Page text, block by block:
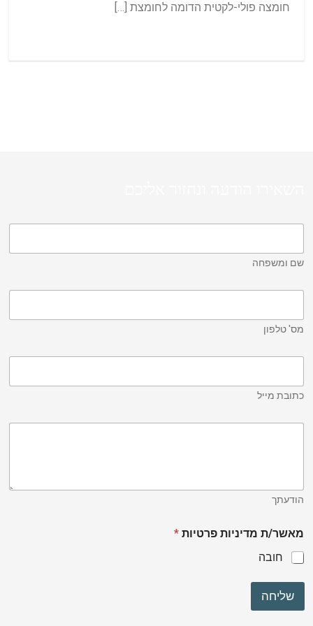
חומצה פולי-לקטית הדומה לחומצת […]
שם ומשפחה
מס' טלפון
כתובת מייל
הודעתך
מאשר/ת מדיניות פרטיות *
חובה
שליחה